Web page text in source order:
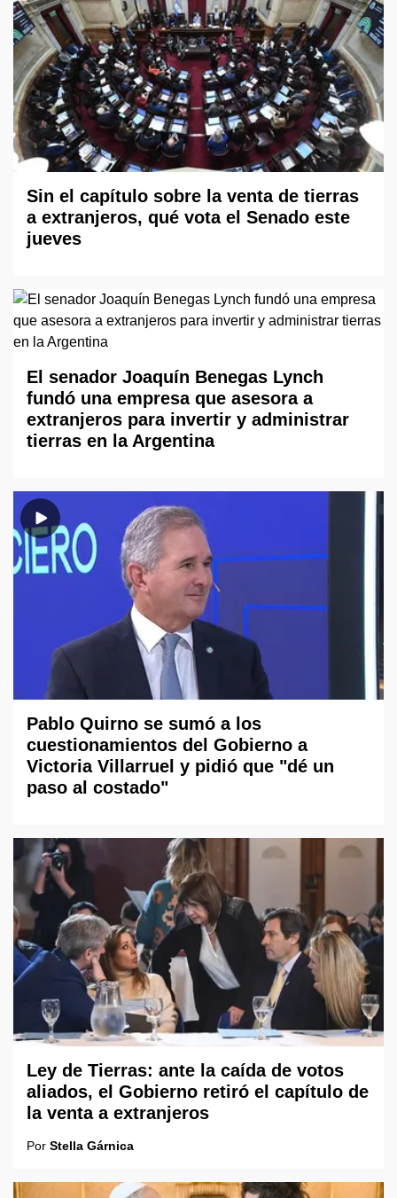
Sin el capítulo sobre la venta de tierras
a extranjeros, qué vota el Senado este
jueves
El senador Joaquín Benegas Lynch
fundó una empresa que asesora a
extranjeros para invertir y administrar
tierras en la Argentina
Pablo Quirno se sumó a los
cuestionamientos del Gobierno a
Victoria Villarruel y pidió que "dé un
paso al costado"
Ley de Tierras: ante la caída de votos
aliados, el Gobierno retiró el capítulo de
la venta a extranjeros
Por Stella Gárnica